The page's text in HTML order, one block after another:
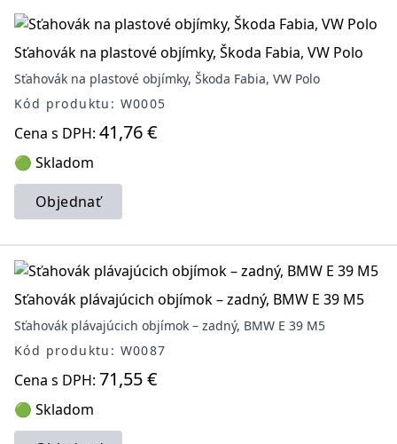
Sťahovák na plastové objímky, Škoda Fabia, VW Polo
Sťahovák na plastové objímky, Škoda Fabia, VW Polo
Kód produktu: W0005
Cena s DPH: 41,76 €
🟢 Skladom
Objednať
Sťahovák plávajúcich objímok – zadný, BMW E 39 M5
Sťahovák plávajúcich objímok – zadný, BMW E 39 M5
Kód produktu: W0087
Cena s DPH: 71,55 €
🟢 Skladom